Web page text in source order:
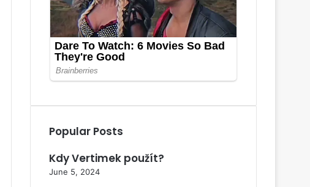
Popular Posts
Kdy Vertimek použít?
June 5, 2024